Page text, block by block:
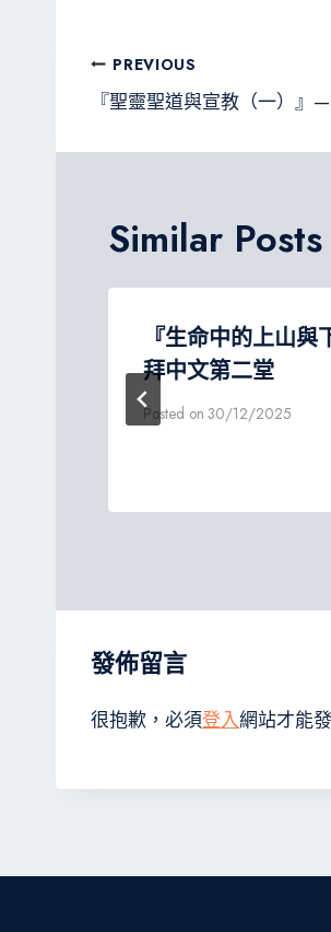
ok m
文
章
導
PREVIOUS
『聖靈聖道與宣教（一）』
Similar Posts
『生命中的上山
拜中文第二堂
Posted on 30/12/2025
發佈留言
很抱歉，必須登入網站才能